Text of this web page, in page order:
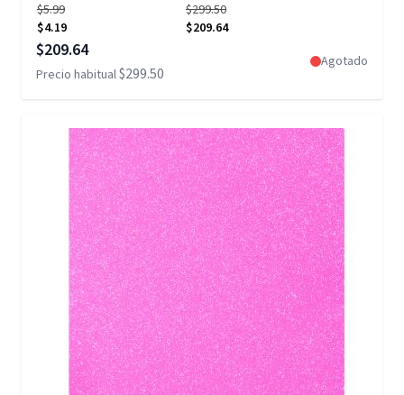
$5.99
$4.19
$299.50
$209.64
Precio especial
$209.64
Precio habitual$299.50
Agotado